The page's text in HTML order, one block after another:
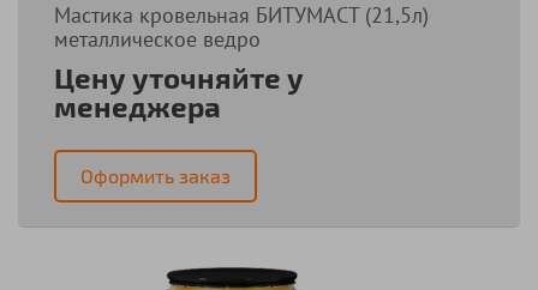
Мастика кровельная БИТУМАСТ (21,5л)
металлическое ведро
Цену уточняйте у
менеджера
Оформить заказ